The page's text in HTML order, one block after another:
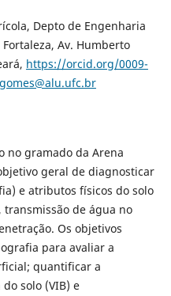
Depto de Engenharia
Av. Humberto
https://orcid.org/0009-
no gramado da Arena
geral de diagnosticar
e atributos físicos do solo
de água no
Os objetivos
para avaliar a
quantificar a
solo (VIB) e